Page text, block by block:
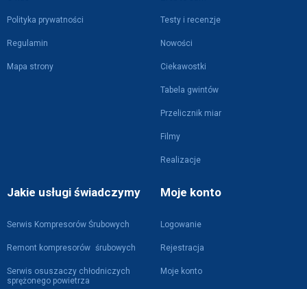
Polityka prywatności
Regulamin
Mapa strony
Testy i recenzje
Nowości
Ciekawostki
Tabela gwintów
Przelicznik miar
Filmy
Realizacje
Jakie usługi świadczymy
Serwis Kompresorów Śrubowych
Remont kompresorów śrubowych
Serwis osuszaczy chłodniczych
sprężonego powietrza
Moje konto
Logowanie
Rejestracja
Moje konto